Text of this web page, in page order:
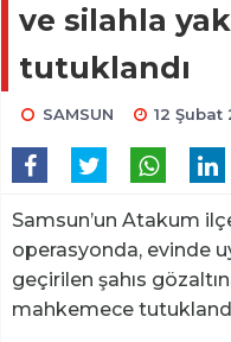
ve silahla
tutuklandı
SAMSUN 12 Şubat
Samsun’un Atakum
operasyonda, evinde
geçirilen şahıs
mahkemece